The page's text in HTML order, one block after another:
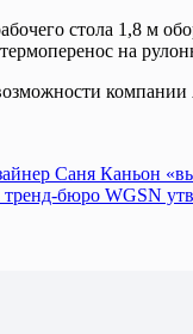
стола 1,8 м
на
компании
Саня Каньон
бюро WGSN